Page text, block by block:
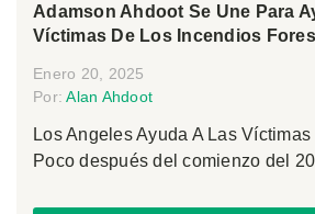
Adamson Ahdoot Se Une Para
Víctimas De Los Incendios
Enero 20, 2025
Por:Alan Ahdoot
Los Angeles Ayuda A Las
Poco después del comienzo del